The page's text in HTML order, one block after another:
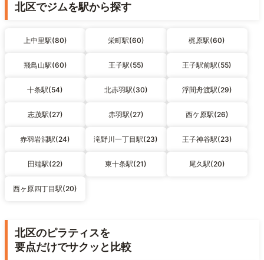
北区でジムを駅から探す
上中里駅(80) 栄町駅(60) 梶原駅(60)
飛鳥山駅(60) 王子駅(55) 王子駅前駅(55)
十条駅(54) 北赤羽駅(30) 浮間舟渡駅(29)
志茂駅(27) 赤羽駅(27) 西ケ原駅(26)
赤羽岩淵駅(24) 滝野川一丁目駅(23) 王子神谷駅(23)
田端駅(22) 東十条駅(21) 尾久駅(20)
西ヶ原四丁目駅(20)
北区のピラティスを
要点だけでサクッと比較